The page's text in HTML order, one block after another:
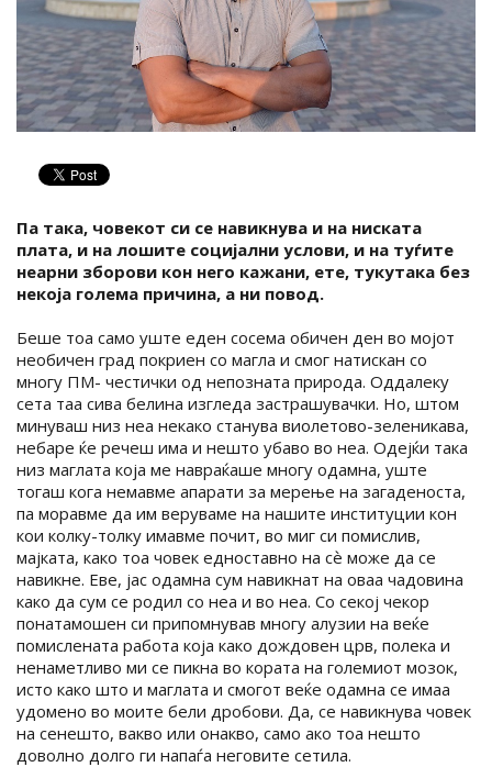
Па така, човекот си се навикнува и на ниската
плата, и на лошите социјални услови, и на туѓите
неарни зборови кон него кажани, ете, тукутака без
некоја голема причина, а ни повод.
Беше тоа само уште еден сосема обичен ден во мојот
необичен град покриен со магла и смог натискан со
многу ПМ- честички од непозната природа. Оддалеку
сета таа сива белина изгледа застрашувачки. Но, штом
минуваш низ неа некако станува виолетово-зеленикава,
небаре ќе речеш има и нешто убаво во неа. Одејќи така
низ маглата која ме навраќаше многу одамна, уште
тогаш кога немавме апарати за мерење на загаденоста,
па моравме да им веруваме на нашите институции кон
кои колку-толку имавме почит, во миг си помислив,
мајката, како тоа човек едноставно на сѐ може да се
навикне. Еве, јас одамна сум навикнат на оваа чадовина
како да сум се родил со неа и во неа. Со секој чекор
понатамошен си припомнував многу алузии на веќе
помислената работа која како дождовен црв, полека и
ненаметливо ми се пикна во кората на големиот мозок,
исто како што и маглата и смогот веќе одамна се имаа
удомено во моите бели дробови. Да, се навикнува човек
на сенешто, вакво или онакво, само ако тоа нешто
доволно долго ги напаѓа неговите сетила.